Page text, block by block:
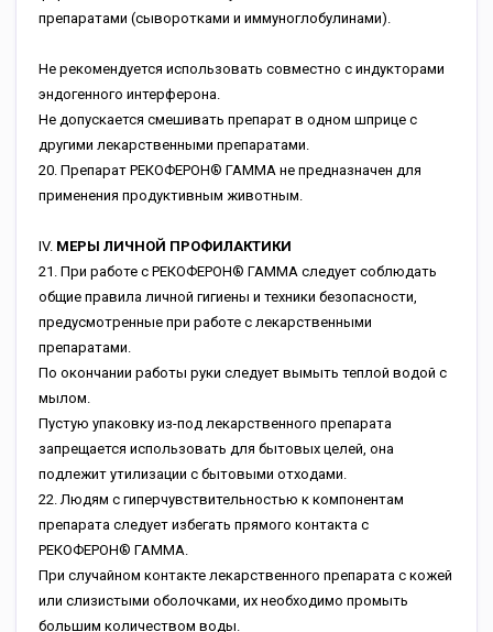
препаратами (сыворотками и иммуноглобулинами).
Не рекомендуется использовать совместно с индукторами
эндогенного интерферона.
Не допускается смешивать препарат в одном шприце с
другими лекарственными препаратами.
20. Препарат РЕКОФЕРОН® ГАММА не предназначен для
применения продуктивным животным.
IV. МЕРЫ ЛИЧНОЙ ПРОФИЛАКТИКИ
21. При работе с РЕКОФЕРОН® ГАММА следует соблюдать
общие правила личной гигиены и техники безопасности,
предусмотренные при работе с лекарственными
препаратами.
По окончании работы руки следует вымыть теплой водой с
мылом.
Пустую упаковку из-под лекарственного препарата
запрещается использовать для бытовых целей, она
подлежит утилизации с бытовыми отходами.
22. Людям с гиперчувствительностью к компонентам
препарата следует избегать прямого контакта с
РЕКОФЕРОН® ГАММА.
При случайном контакте лекарственного препарата с кожей
или слизистыми оболочками, их необходимо промыть
большим количеством воды.